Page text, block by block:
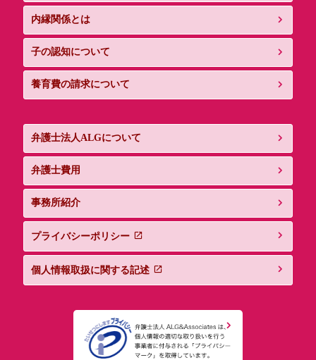
個人情報の取扱いの委託
当法人が定める水準を満たしている委託先に個人情報の取
扱いを委託することがあります。委託先とは機密保持契約
を交わし、委託する個人情報の安全管理が図られるよう、
委託先に対する必要、かつ、適切な監督を行います。
開示等手続き
個人情報の利用目的の通知、開示、内容の訂正、追加又は
削除、利用の停止、消去又は第三者への提供の停止および
第三者提供の記録の開示（以下「開示等」という）を求め
られた場合には、適切、かつ迅速に対応致します。開示等
の請求は下記までお申し付けください。
【お問い合わせ先】
弁護士法人ALG&Associates
電話 03-6258-0960 Eメール pms@avance-lg.com
た場合に本人に生じる結果
個人情報の提出は任意であり、ご提供いただけない場合、
法律事務を受任出来ない、もしくは法律事務の遂行に制限
内縁関係とは
子の認知について
養育費の請求について
弁護士法人ALGについて
弁護士費用
事務所紹介
プライバシーポリシー
個人情報取扱に関する記述